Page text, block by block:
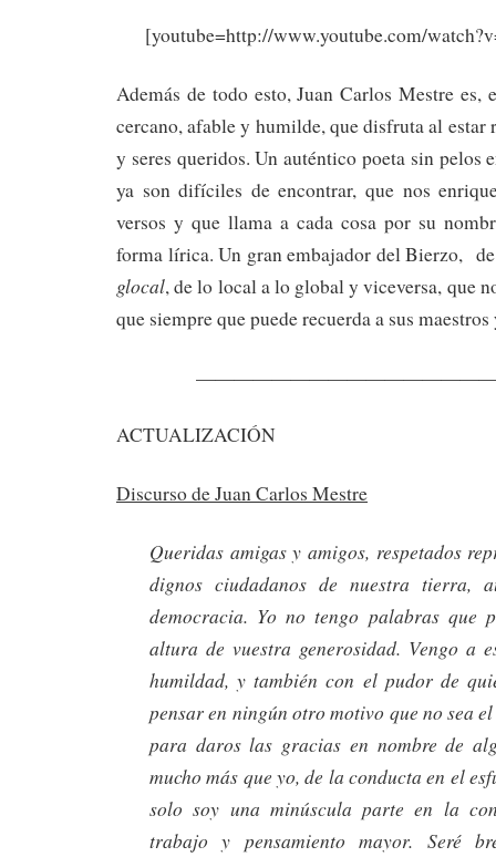
[youtube=http://www.youtube.com/
Además de todo esto, Juan Carlos Mestre
cercano, afable y humilde, que disfruta al estar
y seres queridos. Un auténtico poeta sin pelos
ya son difíciles de encontrar, que nos
versos y que llama a cada cosa por su
forma lírica. Un gran embajador del Bierzo,
glocal, de lo local a lo global y viceversa, que
que siempre que puede recuerda a sus
ACTUALIZACIÓN
Discurso de Juan Carlos Mestre
Queridas amigas y amigos, respetados
dignos ciudadanos de nuestra tierra,
democracia. Yo no tengo palabras que
altura de vuestra generosidad. Vengo a
humildad, y también con el pudor de
pensar en ningún otro motivo que no sea
para daros las gracias en nombre de
mucho más que yo, de la conducta en el
solo soy una minúscula parte en la
trabajo y pensamiento mayor. Seré